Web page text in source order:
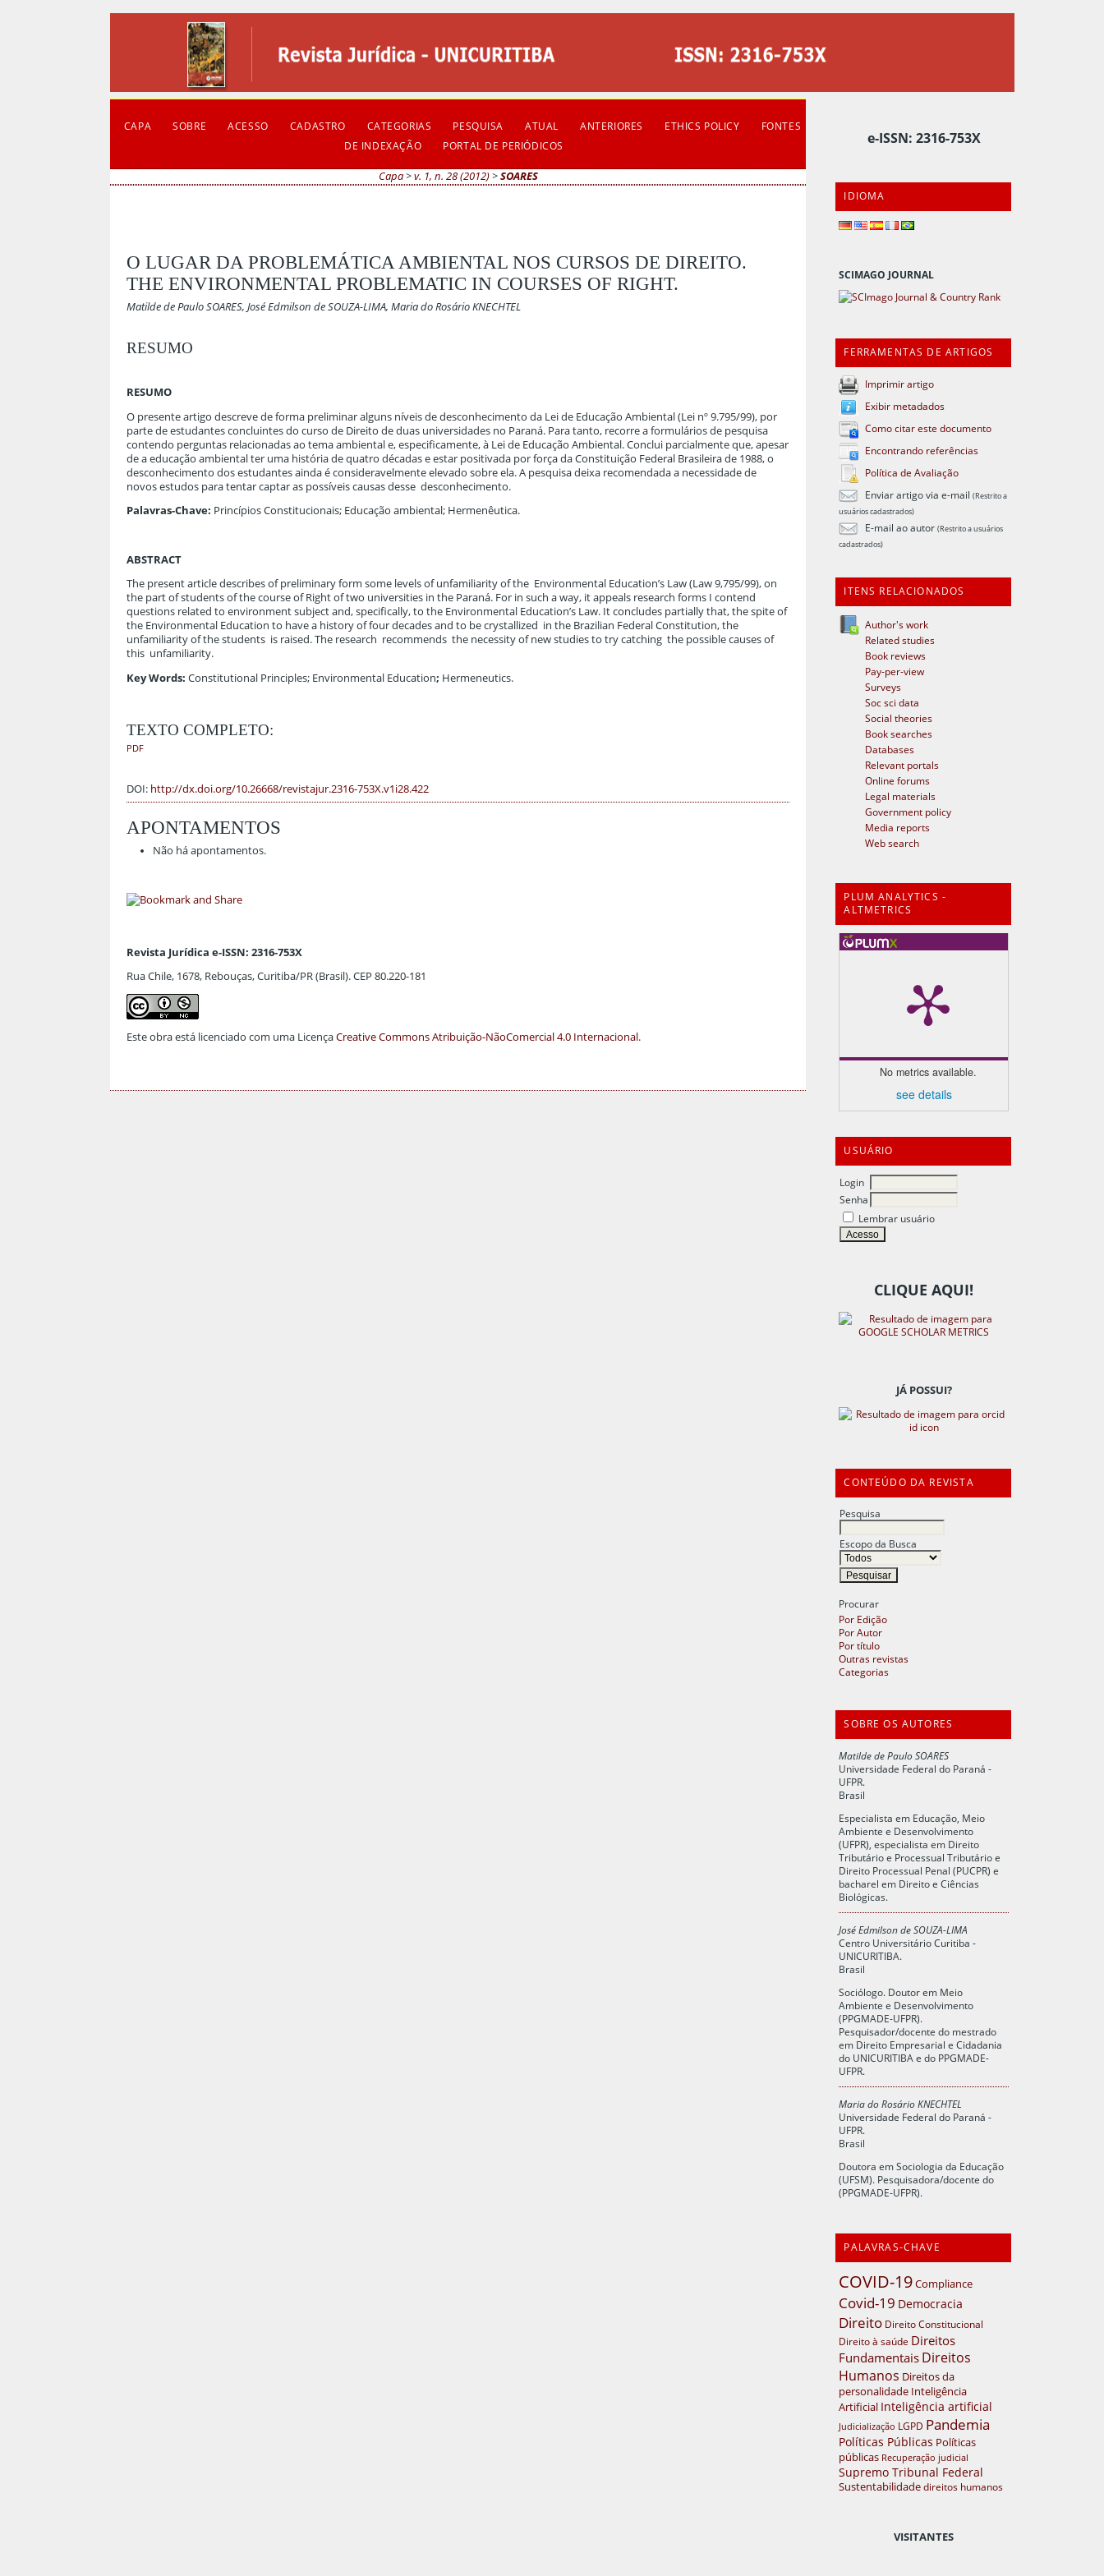
e-ISSN: 2316-753X
IDIOMA
SCIMAGO JOURNAL
FERRAMENTAS DE ARTIGOS
Imprimir artigo
Exibir metadados
Como citar este documento
Encontrando referências
Política de Avaliação
Enviar artigo via e-mail(Restrito a
usuários cadastrados)
E-mail ao autor(Restrito a usuários
cadastrados)
ITENS RELACIONADOS
Author's work
Related studies
Book reviews
Pay-per-view
Surveys
Soc sci data
Social theories
Book searches
Databases
Relevant portals
Online forums
Legal materials
Government policy
Media reports
Web search
PLUM ANALYTICS -
ALTMETRICS
No metrics available.
see details
USUÁRIO
Login
Senha
Lembrar usuário
CLIQUE AQUI!
JÁ POSSUI?
CONTEÚDO DA REVISTA
Pesquisa
Escopo da Busca
Procurar
Por Edição
Por Autor
Por título
Outras revistas
Categorias
SOBRE OS AUTORES
Matilde de Paulo SOARES
Universidade Federal do Paraná -
UFPR.
Brasil
Especialista em Educação, Meio
Ambiente e Desenvolvimento
(UFPR), especialista em Direito
Tributário e Processual Tributário e
Direito Processual Penal (PUCPR) e
bacharel em Direito e Ciências
Biológicas.
José Edmilson de SOUZA-LIMA
Centro Universitário Curitiba -
UNICURITIBA.
Brasil
Sociólogo. Doutor em Meio
Ambiente e Desenvolvimento
(PPGMADE-UFPR).
Pesquisador/docente do mestrado
em Direito Empresarial e Cidadania
do UNICURITIBA e do PPGMADE-
UFPR.
Maria do Rosário KNECHTEL
Universidade Federal do Paraná -
UFPR.
Brasil
Doutora em Sociologia da Educação
(UFSM). Pesquisadora/docente do
(PPGMADE-UFPR).
PALAVRAS-CHAVE
COVID-19Compliance
Covid-19 Democracia
Direito Direito Constitucional
Direito à saúde Direitos
Fundamentais Direitos
Humanos Direitos da
personalidade Inteligência
Artificial Inteligência artificial
Judicialização LGPD Pandemia
Políticas Públicas Políticas
públicas Recuperação judicial
Supremo Tribunal Federal
Sustentabilidade direitos humanos
VISITANTES
CAPA SOBRE ACESSO CADASTRO CATEGORIAS PESQUISA ATUAL ANTERIORES ETHICS POLICY
FONTES
DE INDEXAÇÃO
PORTAL DE PERIÓDICOS
Capa>v. 1, n. 28 (2012)>SOARES
O LUGAR DA PROBLEMÁTICA AMBIENTAL NOS CURSOS DE DIREITO.
THE ENVIRONMENTAL PROBLEMATIC IN COURSES OF RIGHT.
Matilde de Paulo SOARES, José Edmilson de SOUZA-LIMA, Maria do Rosário KNECHTEL
RESUMO
RESUMO
O presente artigo descreve de forma preliminar alguns níveis de desconhecimento da Lei de Educação Ambiental (Lei nº 9.795/99), por
parte de estudantes concluintes do curso de Direito de duas universidades no Paraná. Para tanto, recorre a formulários de pesquisa
contendo perguntas relacionadas ao tema ambiental e, especificamente, à Lei de Educação Ambiental. Conclui parcialmente que, apesar
de a educação ambiental ter uma história de quatro décadas e estar positivada por força da Constituição Federal Brasileira de 1988, o
desconhecimento dos estudantes ainda é consideravelmente elevado sobre ela. A pesquisa deixa recomendada a necessidade de
novos estudos para tentar captar as possíveis causas desse desconhecimento.
Palavras-Chave: Princípios Constitucionais; Educação ambiental; Hermenêutica.
ABSTRACT
The present article describes of preliminary form some levels of unfamiliarity of the Environmental Education’s Law (Law 9,795/99), on
the part of students of the course of Right of two universities in the Paraná. For in such a way, it appeals research forms I contend
questions related to environment subject and, specifically, to the Environmental Education’s Law. It concludes partially that, the spite of
the Environmental Education to have a history of four decades and to be crystallized in the Brazilian Federal Constitution, the
unfamiliarity of the students is raised. The research recommends the necessity of new studies to try catching the possible causes of
this unfamiliarity.
Key Words:Constitutional Principles; Environmental Education; Hermeneutics.
TEXTO COMPLETO:
PDF
DOI: http://dx.doi.org/10.26668/revistajur.2316-753X.v1i28.422
APONTAMENTOS
Não há apontamentos.
Revista Jurídica e-ISSN: 2316-753X
Rua Chile, 1678, Rebouças, Curitiba/PR (Brasil). CEP 80.220-181
Este obra está licenciado com uma LicençaCreative Commons Atribuição-NãoComercial 4.0 Internacional.